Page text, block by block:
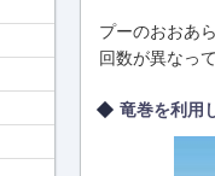
プーのおおあ
回数が異なっ
竜巻を利用